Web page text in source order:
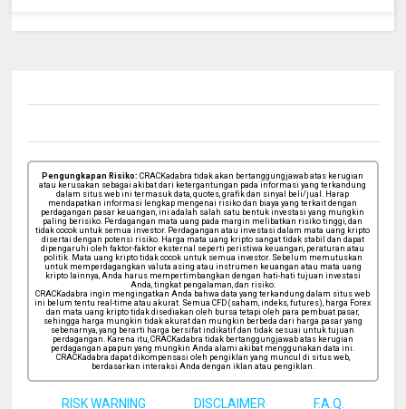
Pengungkapan Risiko: CRACKadabra tidak akan bertanggungjawab atas kerugian
atau kerusakan sebagai akibat dari ketergantungan pada informasi yang terkandung
dalam situs web ini termasuk data, quotes, grafik dan sinyal beli/jual. Harap
mendapatkan informasi lengkap mengenai risiko dan biaya yang terkait dengan
perdagangan pasar keuangan, ini adalah salah satu bentuk investasi yang mungkin
paling berisiko. Perdagangan mata uang pada margin melibatkan risiko tinggi, dan
tidak cocok untuk semua investor. Perdagangan atau investasi dalam mata uang kripto
disertai dengan potensi risiko. Harga mata uang kripto sangat tidak stabil dan dapat
dipengaruhi oleh faktor-faktor eksternal seperti peristiwa keuangan, peraturan atau
politik. Mata uang kripto tidak cocok untuk semua investor. Sebelum memutuskan
untuk memperdagangkan valuta asing atau instrumen keuangan atau mata uang
kripto lainnya, Anda harus mempertimbangkan dengan hati-hati tujuan investasi
Anda, tingkat pengalaman, dan risiko.
CRACKadabra ingin mengingatkan Anda bahwa data yang terkandung dalam situs web
ini belum tentu real-time atau akurat. Semua CFD (saham, indeks, futures), harga Forex
dan mata uang kripto tidak disediakan oleh bursa tetapi oleh para pembuat pasar,
sehingga harga mungkin tidak akurat dan mungkin berbeda dari harga pasar yang
sebenarnya, yang berarti harga bersifat indikatif dan tidak sesuai untuk tujuan
perdagangan. Karena itu, CRACKadabra tidak bertanggungjawab atas kerugian
perdagangan apapun yang mungkin Anda alami akibat menggunakan data ini.
CRACKadabra dapat dikompensasi oleh pengiklan yang muncul di situs web,
berdasarkan interaksi Anda dengan iklan atau pengiklan.
RISK WARNING DISCLAIMER F.A.Q.